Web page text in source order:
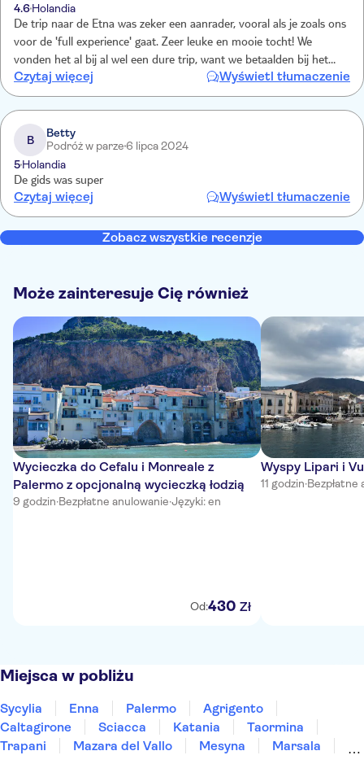
4.6Holandia
De trip naar de Etna was zeker een aanrader, vooral als je zoals ons
voor de 'full experience' gaat. Zeer leuke en mooie tocht! We
vonden het al bij al wel een dure trip, want we betaalden bij het
boeken van de trip al rond de € 500 voor ons vieren en ter plaatse
nog eens ongeveer € 200, we dachten dat de boekingsprijs dit toch
zou coveren. Taormina lag nog best ver van de Etna, dat had er niet
per se bij gemoeten van ons, maar was wel zeer pittoresk. Grieks-
Romeins theater zeer de moeite!
Czytaj więcej Wyświetl tłumaczenie
B
Betty
Podróż w parze6 lipca 2024
5Holandia
De gids was super
Czytaj więcej Wyświetl tłumaczenie
Zobacz wszystkie recenzje
Może zainteresuje Cię również
Wycieczka do Cefalu i Monreale z
Palermo z opcjonalną wycieczką łodzią
9 godzin·Bezpłatne anulowanie·Języki: en
Od:430 Zł
Wyspy Lipari i
11 godzin·Bezpłatne
Miejsca w pobliżu
Sycylia Enna Palermo
Agrigento
Caltagirone
Sciacca Katania
Taormina
Trapani
Mazara del Vallo Mesyna
Marsala